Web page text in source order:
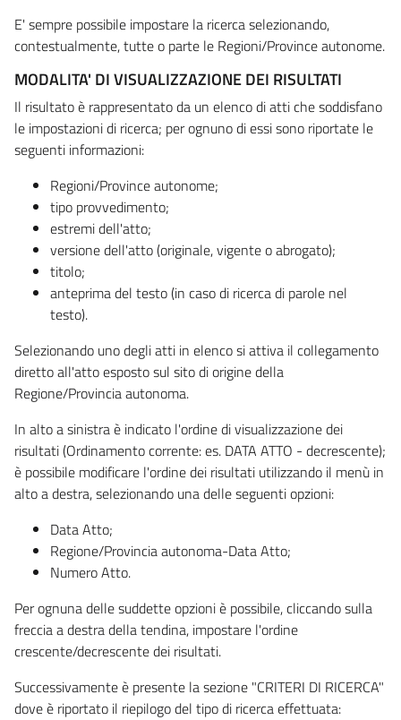
E' sempre possibile impostare la ricerca selezionando,
contestualmente, tutte o parte le Regioni/Province autonome.
MODALITA' DI VISUALIZZAZIONE DEI RISULTATI
Il risultato è rappresentato da un elenco di atti che soddisfano
le impostazioni di ricerca; per ognuno di essi sono riportate le
seguenti informazioni:
Regioni/Province autonome;
tipo provvedimento;
estremi dell'atto;
versione dell'atto (originale, vigente o abrogato);
titolo;
anteprima del testo (in caso di ricerca di parole nel
testo).
Selezionando uno degli atti in elenco si attiva il collegamento
diretto all'atto esposto sul sito di origine della
Regione/Provincia autonoma.
In alto a sinistra è indicato l'ordine di visualizzazione dei
risultati (Ordinamento corrente: es. DATA ATTO - decrescente);
è possibile modificare l'ordine dei risultati utilizzando il menù in
alto a destra, selezionando una delle seguenti opzioni:
Data Atto;
Regione/Provincia autonoma-Data Atto;
Numero Atto.
Per ognuna delle suddette opzioni è possibile, cliccando sulla
freccia a destra della tendina, impostare l'ordine
crescente/decrescente dei risultati.
Successivamente è presente la sezione "CRITERI DI RICERCA"
dove è riportato il riepilogo del tipo di ricerca effettuata: